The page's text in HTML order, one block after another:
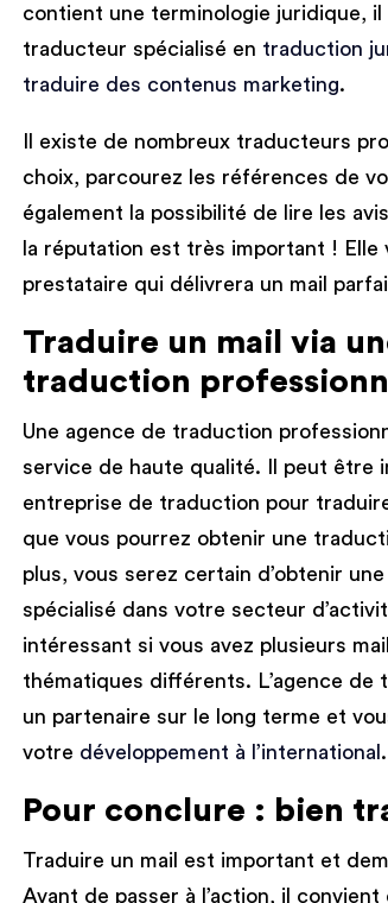
contient une terminologie juridique,
traducteur spécialisé en traduction
traduire des contenus marketing.
Il existe de nombreux traducteurs
choix, parcourez les références de
également la possibilité de lire les
la réputation est très important ! Elle
prestataire qui délivrera un mail
Traduire un mail via
traduction
Une agence de traduction
service de haute qualité. Il peut être
entreprise de traduction pour
que vous pourrez obtenir une
plus, vous serez certain d’obtenir
spécialisé dans votre secteur
intéressant si vous avez plusieurs
thématiques différents. L’agence
un partenaire sur le long terme et
votre développement à l’international .
Pour conclure : bien
Traduire un mail est important et
Avant de passer à l’action, il